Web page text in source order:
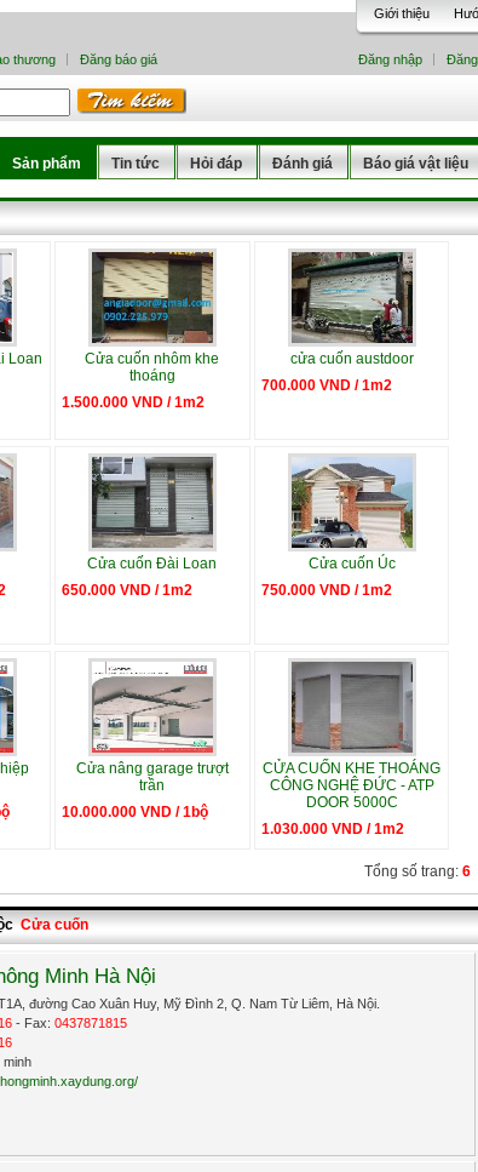
Giới thiệu
thương Đăng báo giá Đăng nhập
Sản phẩm Tin tức Hỏi đáp Đánh giá Báo giá vật liệu
Loan
Cửa cuốn nhôm khe
thoáng
1.500.000 VND / 1m2
cửa cuốn austdoor
700.000 VND / 1m2
Cửa cuốn Đài Loan
650.000 VND / 1m2
Cửa cuốn Úc
750.000 VND / 1m2
Cửa nâng garage trượt
trần
10.000.000 VND / 1bộ
CỬA CUỐN KHE THOÁNG
CÔNG NGHỆ ĐỨC - ATP
DOOR 5000C
1.030.000 VND / 1m2
Tổng số trang: 6
Cửa cuốn
Minh Hà Nội
đường Cao Xuân Huy, Mỹ Đình 2, Q. Nam Từ Liêm, Hà Nội.
- Fax: 0437871815
minh